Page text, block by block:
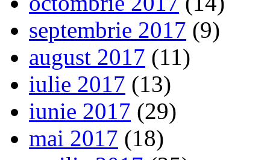
septembrie 2017 (9)
august 2017 (11)
iulie 2017 (13)
iunie 2017 (29)
mai 2017 (18)